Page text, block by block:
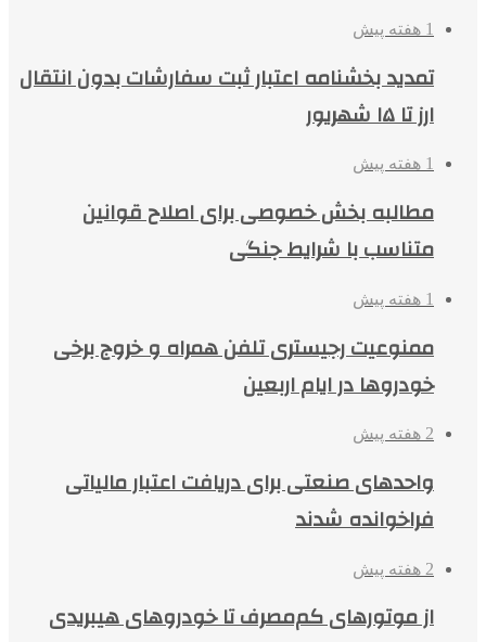
1 هفته پیش
تمدید بخشنامه اعتبار ثبت سفارشات بدون انتقال
ارز تا ۱۵ شهریور
1 هفته پیش
مطالبه بخش خصوصی برای اصلاح قوانین
متناسب با شرایط جنگی
1 هفته پیش
ممنوعیت رجیستری تلفن همراه و خروج برخی
خودروها در ایام اربعین
2 هفته پیش
واحدهای صنعتی برای دریافت اعتبار مالیاتی
فراخوانده شدند
2 هفته پیش
از موتورهای کم‌مصرف تا خودروهای هیبریدی